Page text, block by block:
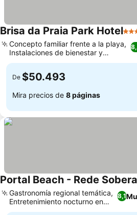
Brisa da Praia Park Hotel4
Concepto familiar frente a la playa,
Instalaciones de bienestar y
deportivas
De $50.493
Mira precios de 8 páginas
Portal Beach - Rede
8,1
Gastronomía regional temática,
Entretenimiento nocturno en
vivo